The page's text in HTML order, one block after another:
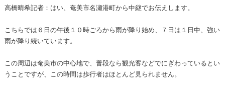
高橋晴希記者：はい、奄美市名瀬港町から中継でお伝えします。
こちらでは６日の午後１０時ごろから雨が降り始め、７日は１日中、強い
雨が降り続いています。
この周辺は奄美市の中心地で、普段なら観光客などでにぎわっているとい
うことですが、この時間は歩行者はほとんど見られません。